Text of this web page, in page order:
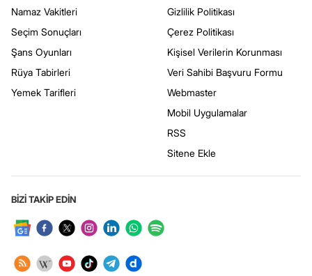
Namaz Vakitleri
Seçim Sonuçları
Şans Oyunları
Rüya Tabirleri
Yemek Tarifleri
Gizlilik Politikası
Çerez Politikası
Kişisel Verilerin Korunması
Veri Sahibi Başvuru Formu
Webmaster
Mobil Uygulamalar
RSS
Sitene Ekle
BİZİ TAKİP EDİN